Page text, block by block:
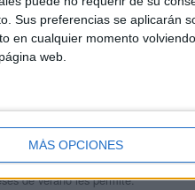
Sus preferencias se aplicarán
en cualquier momento
web.
MÁS OPCIONES
es solo un blog, es la apuesta
ser pareja, son los encargados de
cual, vuelcan la mayor parte del
de verano les permite.